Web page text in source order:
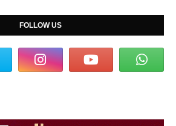
FOLLOW US